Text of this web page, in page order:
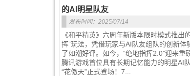
的AI明星队友
发布时间：2025/07/14
《和平精英》六周年新版本限时模式推出
挥”玩法，凭借玩家与AI队友组队的创新体
了如潮好评。如今，“绝地指挥2.0”迎来重
腾讯游戏首位具有长期记忆能力的明星
“花傲天”正式登场！7...